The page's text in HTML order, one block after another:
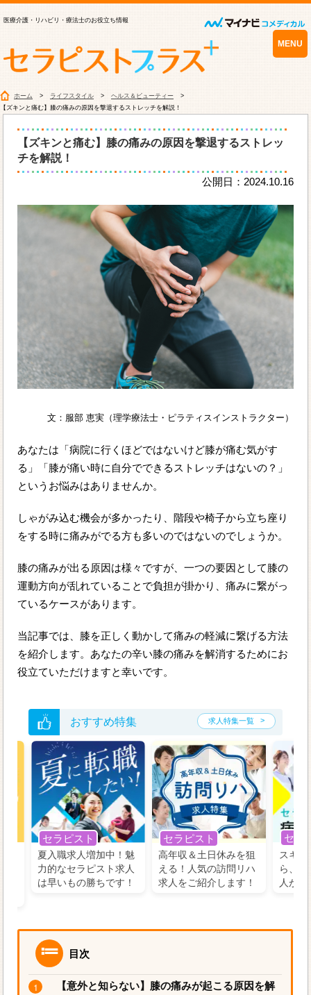
医療介護・リハビリ・療法士のお役立ち情報
MENU
ホーム ライフスタイル
ヘルス＆ビューティー
【ズキンと痛む】膝の痛みの原因を撃退するストレッチを解説！
【ズキンと痛む】膝の痛みの原因を撃退するストレッ
チを解説！
公開日：2024.10.16
文：服部 恵実（理学療法士・ピラティスインストラクター）
あなたは「病院に行くほどではないけど膝が痛む気がす
る」「膝が痛い時に自分でできるストレッチはないの？」
というお悩みはありませんか。
しゃがみ込む機会が多かったり、階段や椅子から立ち座り
をする時に痛みがでる方も多いのではないのでしょうか。
膝の痛みが出る原因は様々ですが、一つの要因として膝の
運動方向が乱れていることで負担が掛かり、痛みに繋がっ
ているケースがあります。
当記事では、膝を正しく動かして痛みの軽減に繋げる方法
を紹介します。あなたの辛い膝の痛みを解消するためにお
役立ていただけますと幸いです。
おすすめ特集 求人特集一覧
セラピスト
夏入職求人増加中！魅
力的なセラピスト求人
は早いもの勝ちです！
セラピスト
高年収＆土日休みを狙
える！人気の訪問リハ
求人をご紹介します！
セラ
スキ
ら、
人が
目次
【意外と知らない】膝の痛みが起こる原因を解